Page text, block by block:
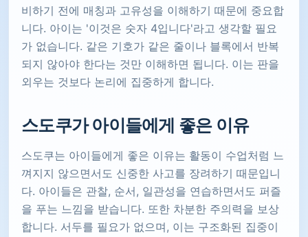
비하기 전에 매칭과 고유성을 이해하기 때문에 중요합
니다. 아이는 '이것은 숫자 4입니다'라고 생각할 필요
가 없습니다. 같은 기호가 같은 줄이나 블록에서 반복
되지 않아야 한다는 것만 이해하면 됩니다. 이는 판을
외우는 것보다 논리에 집중하게 합니다.
스도쿠가 아이들에게 좋은 이유
스도쿠는 아이들에게 좋은 이유는 활동이 수업처럼 느
껴지지 않으면서도 신중한 사고를 장려하기 때문입니
다. 아이들은 관찰, 순서, 일관성을 연습하면서도 퍼즐
을 푸는 느낌을 받습니다. 또한 차분한 주의력을 보상
합니다. 서두를 필요가 없으며, 이는 구조화된 집중이